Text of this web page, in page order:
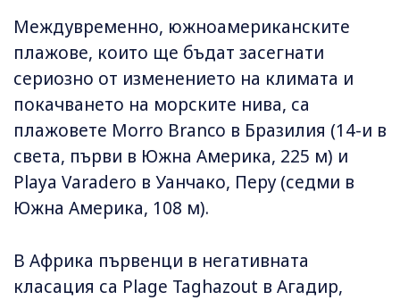
Междувременно, южноамериканските
плажове, които ще бъдат засегнати
сериозно от изменението на климата и
покачването на морските нива, са
плажовете Morro Branco в Бразилия (14-и в
света, първи в Южна Америка, 225 м) и
Playa Varadero в Уанчако, Перу (седми в
Южна Америка, 108 м).
В Африка първенци в негативната
класация са Plage Taghazout в Агадир,